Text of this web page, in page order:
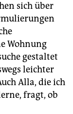
sich über
Wohnung
gestaltet
leichter
Alla, die ich
fragt, ob